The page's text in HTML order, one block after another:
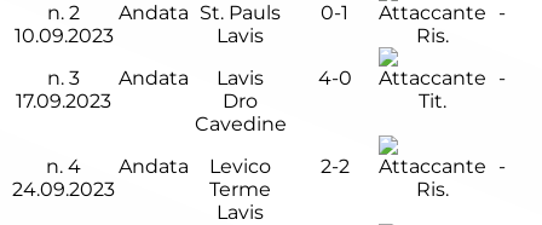
n.2
10.09.2023
Andata St. Pauls
Lavis
0-1
Ris.
-
n.3
17.09.2023
Andata
Lavis
Dro
Cavedine
4-0
Tit.
-
n.4
24.09.2023
Andata
Levico
Terme
Lavis
2-2
Ris.
-